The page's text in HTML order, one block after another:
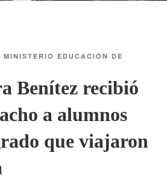
MINISTERIO EDUCACIÓN DE
Benítez recibió
a alumnos
que viajaron